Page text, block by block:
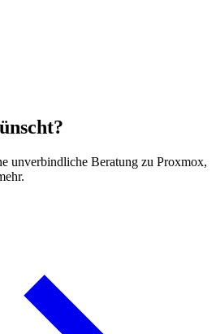
unverbindliche Beratung zu Proxmox,